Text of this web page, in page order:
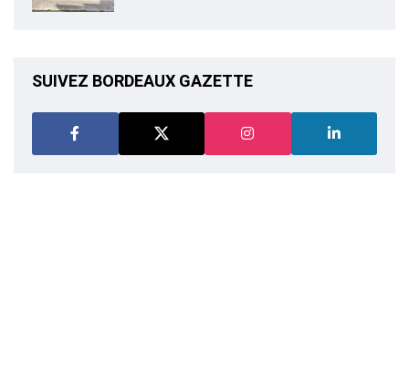
SUIVEZ BORDEAUX GAZETTE